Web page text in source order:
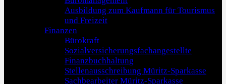
Ausbildung zum Kaufmann für Tourismus
und Freizeit
Finanzen
Bürokraft
Sozialversicherungsfachangestellte
Finanzbuchhaltung
Stellenausschreibung Müritz-Sparkasse
Sachbearbeiter Müritz-Sparkasse